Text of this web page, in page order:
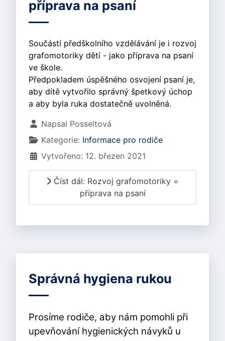
příprava na psaní
Součástí předškolního vzdělávání je i rozvoj
grafomotoriky dětí - jako příprava na psaní
ve škole.
Předpokladem úspěšného osvojení psaní je,
aby dítě vytvořilo správný špetkový úchop
a aby byla ruka dostatečně uvolněná.
Základní údaje
Napsal Posseltová
Kategorie: Informace pro rodiče
Vytvořeno: 12. březen 2021
Číst dál: Rozvoj grafomotoriky =
příprava na psaní
Správná hygiena rukou
Prosíme rodiče, aby nám pomohli při
upevňování hygienických návyků u